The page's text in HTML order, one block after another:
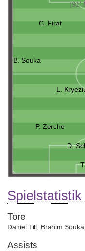
(91'
C. Firat
B. Souka
L.
P. Zerche
D.
Spielstatistik
Tore
Daniel Till Brahim Souka
Assists